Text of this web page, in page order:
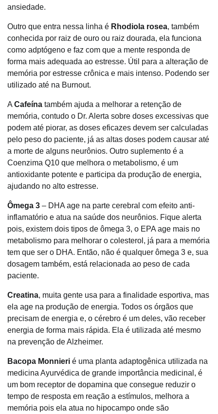
ansiedade.
Outro que entra nessa linha é Rhodiola rosea, também
conhecida por raiz de ouro ou raiz dourada, ela funciona
como adptógeno e faz com que a mente responda de
forma mais adequada ao estresse. Útil para a alteração de
memória por estresse crônica e mais intenso. Podendo ser
utilizado até na Burnout.
A Cafeína também ajuda a melhorar a retenção de
memória, contudo o Dr. Alerta sobre doses excessivas que
podem até piorar, as doses eficazes devem ser calculadas
pelo peso do paciente, já as altas doses podem causar até
a morte de alguns neurônios. Outro suplemento é a
Coenzima Q10 que melhora o metabolismo, é um
antioxidante potente e participa da produção de energia,
ajudando no alto estresse.
Ômega 3 – DHA age na parte cerebral com efeito anti-
inflamatório e atua na saúde dos neurônios. Fique alerta
pois, existem dois tipos de ômega 3, o EPA age mais no
metabolismo para melhorar o colesterol, já para a memória
tem que ser o DHA. Então, não é qualquer ômega 3 e, sua
dosagem também, está relacionada ao peso de cada
paciente.
Creatina, muita gente usa para a finalidade esportiva, mas
ela age na produção de energia. Todos os órgãos que
precisam de energia e, o cérebro é um deles, vão receber
energia de forma mais rápida. Ela é utilizada até mesmo
na prevenção de Alzheimer.
Bacopa Monnieri é uma planta adaptogênica utilizada na
medicina Ayurvédica de grande importância medicinal, é
um bom receptor de dopamina que consegue reduzir o
tempo de resposta em reação a estímulos, melhora a
memória pois ela atua no hipocampo onde são